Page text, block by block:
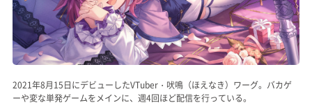
muevoクラウドファンディング
muevoコミュニティ
ぶいクラ！by muevo
FUKAKACHI+
2021年8月15日にデビューしたVTuber・吠鳴（ほえなき）ワーグ。バカゲ
ーや変な単発ゲームをメインに、週4回ほど配信を行っている。